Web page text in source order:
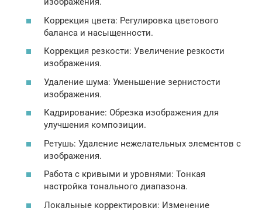
Коррекция цвета: Регулировка цветового
баланса и насыщенности.
Коррекция резкости: Увеличение резкости
изображения.
Удаление шума: Уменьшение зернистости
изображения.
Кадрирование: Обрезка изображения для
улучшения композиции.
Ретушь: Удаление нежелательных элементов с
изображения.
Работа с кривыми и уровнями: Тонкая
настройка тонального диапазона.
Локальные корректировки: Изменение